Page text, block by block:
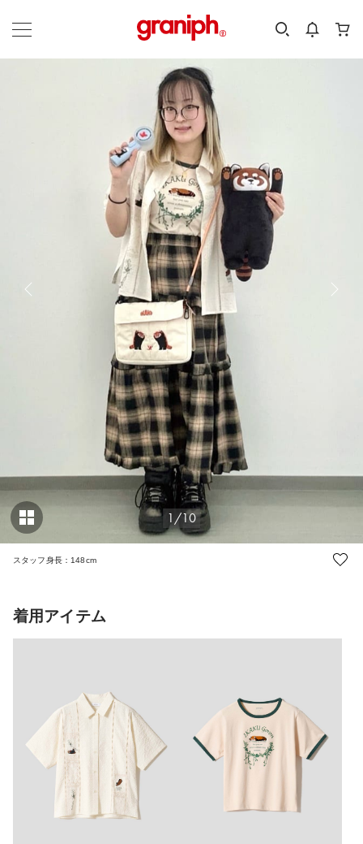
カテゴリーから探す
MEN KIDS
1/10
スタッフ身長：148cm
着用アイテム